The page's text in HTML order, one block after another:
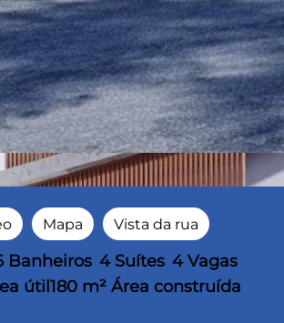
Mapa Vista da rua
Banheiros 4 Suítes 4 Vagas
útil 180 m² Área construída